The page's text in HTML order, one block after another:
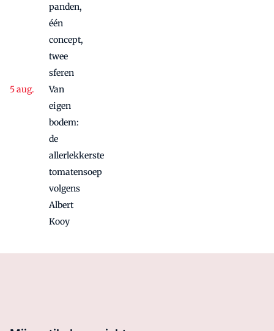
panden,
één
concept,
twee
sferen
Van
eigen
bodem:
de
allerlekkerste
tomatensoep
volgens
Albert
Kooy